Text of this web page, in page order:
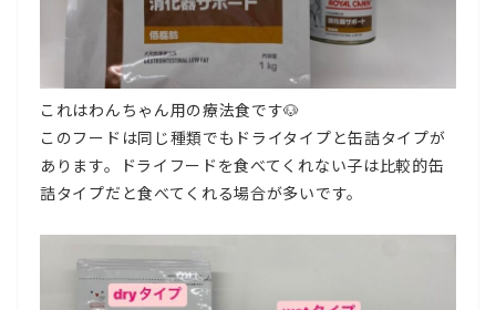
これはわんちゃん用の療法食です🐶
このフードは同じ種類でもドライタイプと缶詰タイプが
あります。ドライフードを食べてくれない子は比較的缶
詰タイプだと食べてくれる場合が多いです。